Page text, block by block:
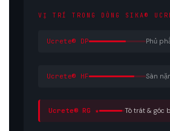
VỊ TRÍ TRONG DÒNG SIKA®
Ucrete® DP Phủ
Ucrete® HF Sàn
Ucrete® RG ★ Tô trát & góc